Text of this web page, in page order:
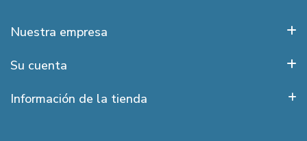
Nuestra empresa
Su cuenta
Información de la tienda